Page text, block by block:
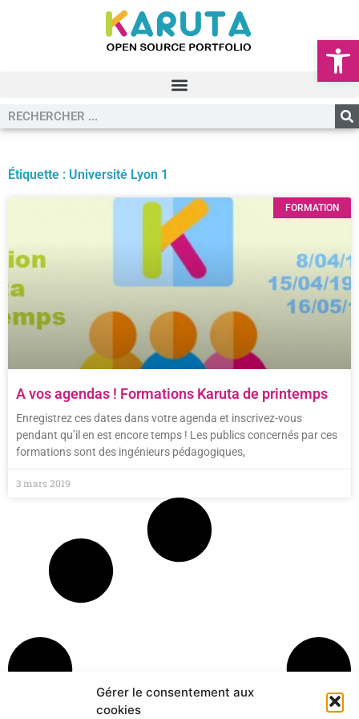
Ouvrir
Gérer le consentement aux
cookies
Étiquette : Université Lyon 1
FORMATION
A vos agendas ! Formations Karuta de printemps
Enregistrez ces dates dans votre agenda et inscrivez-vous
pendant qu’il en est encore temps ! Les publics concernés par ces
formations sont des ingénieurs pédagogiques,
3 mars 2019